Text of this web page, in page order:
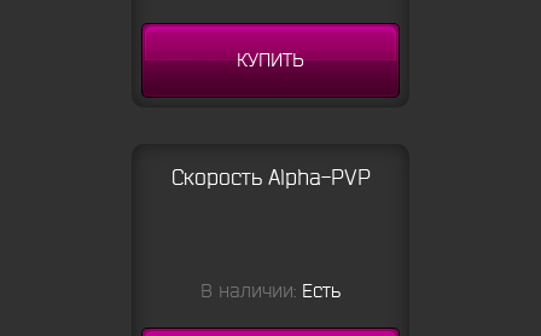
КУПИТЬ
Скорость Alpha-PVP
В наличии: Есть